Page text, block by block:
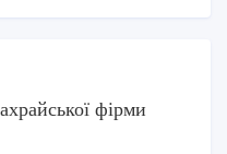
фірми